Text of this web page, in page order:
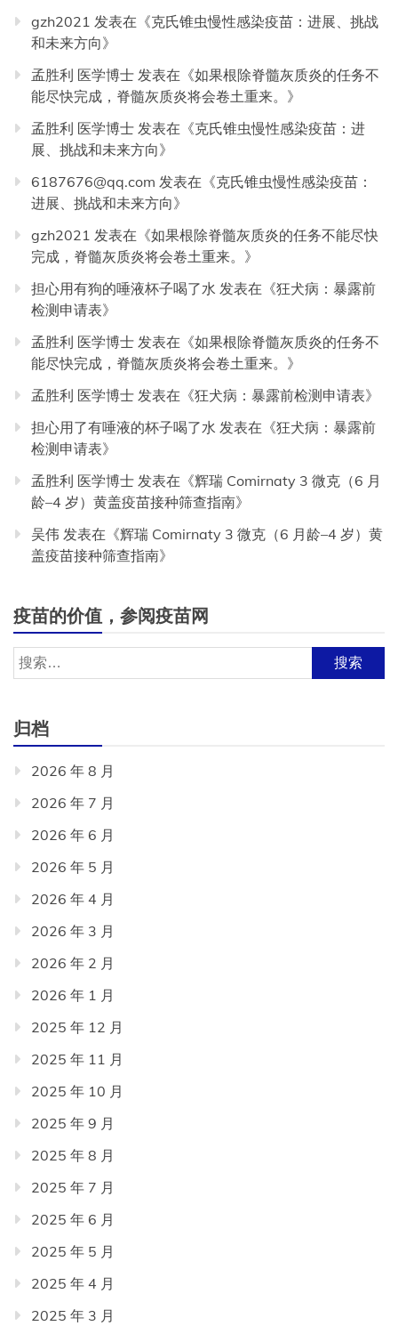
gzh2021 发表在《克氏锥虫慢性感染疫苗：进展、挑战
和未来方向》
孟胜利 医学博士 发表在《如果根除脊髓灰质炎的任务不
能尽快完成，脊髓灰质炎将会卷土重来。 》
孟胜利 医学博士 发表在《克氏锥虫慢性感染疫苗：进
展、挑战和未来方向》
6187676@qq.com 发表在《克氏锥虫慢性感染疫苗：
进展、挑战和未来方向》
gzh2021 发表在《如果根除脊髓灰质炎的任务不能尽快
完成，脊髓灰质炎将会卷土重来。 》
担心用有狗的唾液杯子喝了水 发表在《狂犬病：暴露前
检测申请表》
孟胜利 医学博士 发表在《如果根除脊髓灰质炎的任务不
能尽快完成，脊髓灰质炎将会卷土重来。 》
孟胜利 医学博士 发表在《狂犬病：暴露前检测申请表》
担心用了有唾液的杯子喝了水 发表在《狂犬病：暴露前
检测申请表》
孟胜利 医学博士 发表在《辉瑞 Comirnaty 3 微克（6 月
龄–4 岁）黄盖疫苗接种筛查指南》
吴伟 发表在《辉瑞 Comirnaty 3 微克（6 月龄–4 岁）黄
盖疫苗接种筛查指南》
疫苗的价值，参阅疫苗网
搜
索：
归档
2026 年 8 月
2026 年 7 月
2026 年 6 月
2026 年 5 月
2026 年 4 月
2026 年 3 月
2026 年 2 月
2026 年 1 月
2025 年 12 月
2025 年 11 月
2025 年 10 月
2025 年 9 月
2025 年 8 月
2025 年 7 月
2025 年 6 月
2025 年 5 月
2025 年 4 月
2025 年 3 月